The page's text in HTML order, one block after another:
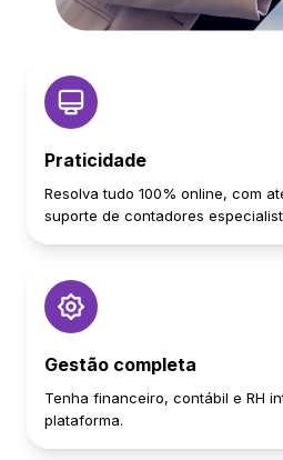
Praticidade
Resolva tudo 100% online, com
suporte de contadores
Gestão completa
Tenha financeiro, contábil e RH
plataforma.